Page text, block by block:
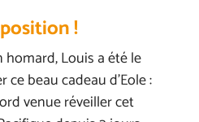
!
Louis a été le
beau cadeau d’Eole :
venue réveiller cet